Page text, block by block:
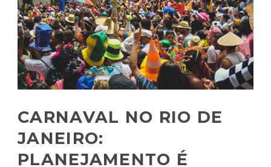
CARNAVAL NO RIO DE
JANEIRO:
PLANEJAMENTO É